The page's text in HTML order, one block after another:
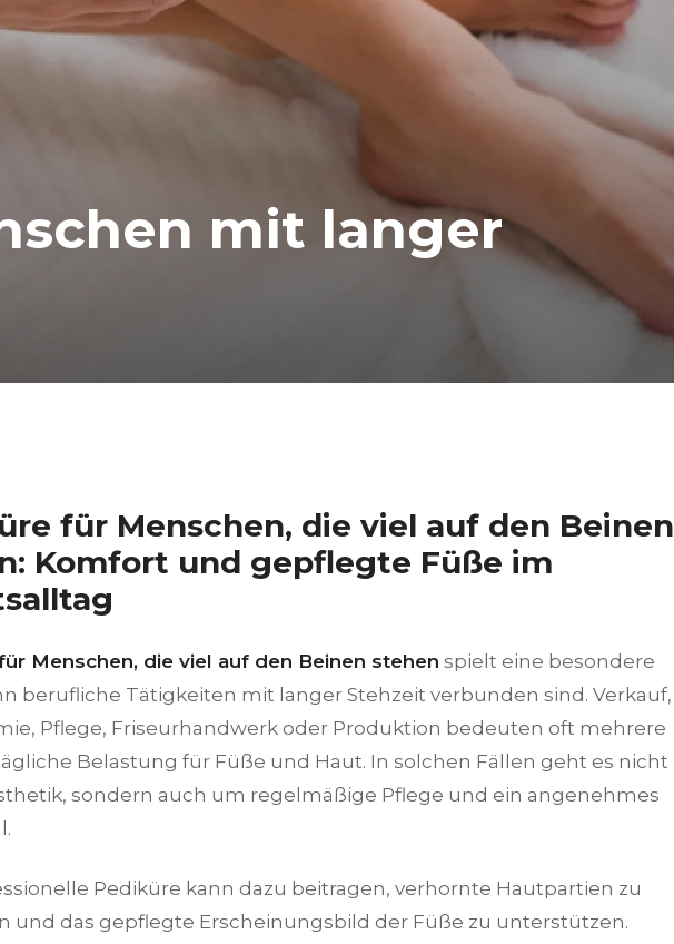
mit langer
für Menschen, die viel auf den Beinen
Komfort und gepflegte Füße im
Menschen, die viel auf den Beinen stehen spielt eine besondere
berufliche Tätigkeiten mit langer Stehzeit verbunden sind. Verkauf,
Pflege, Friseurhandwerk oder Produktion bedeuten oft mehrere
Belastung für Füße und Haut. In solchen Fällen geht es nicht
sondern auch um regelmäßige Pflege und ein angenehmes
Pediküre kann dazu beitragen, verhornte Hautpartien zu
und das gepflegte Erscheinungsbild der Füße zu unterstützen.